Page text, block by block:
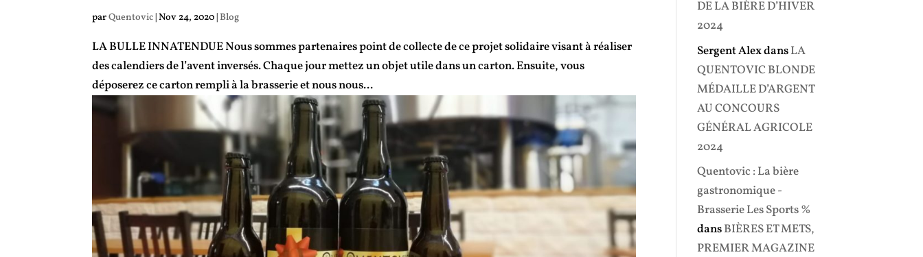
parQuentovic|Nov 24, 2020|Blog
LA BULLE INNATENDUE Nous sommes partenaires point de collecte de ce projet solidaire visant à réaliser
des calendiers de l’avent inversés. Chaque jour mettez un objet utile dans un carton. Ensuite, vous
déposerez ce carton rempli à la brasserie et nous nous...
DE LA BIÈRE D’HIVER
2024
Sergent AlexdansLA
QUENTOVIC BLONDE
MÉDAILLE D’ARGENT
AU CONCOURS
GÉNÉRAL AGRICOLE
2024
Quentovic : La bière
gastronomique -
Brasserie Les Sports %
dansBIÈRES ET METS,
PREMIER MAGAZINE